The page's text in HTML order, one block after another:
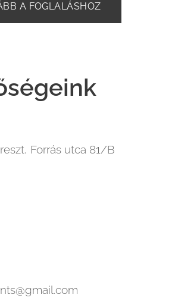
A FOGLALÁSHOZ
Forrás utca 81/B